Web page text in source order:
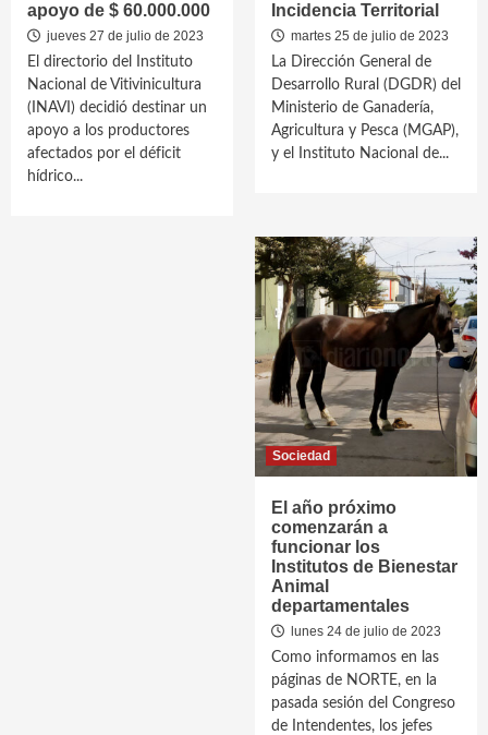
apoyo de $ 60.000.000
jueves 27 de julio de 2023
El directorio del Instituto
Nacional de Vitivinicultura
(INAVI) decidió destinar un
apoyo a los productores
afectados por el déficit
hídrico...
Incidencia Territorial
martes 25 de julio de 2023
La Dirección General de
Desarrollo Rural (DGDR) del
Ministerio de Ganadería,
Agricultura y Pesca (MGAP),
y el Instituto Nacional de...
Sociedad
El año próximo
comenzarán a
funcionar los
Institutos de Bienestar
Animal
departamentales
lunes 24 de julio de 2023
Como informamos en las
páginas de NORTE, en la
pasada sesión del Congreso
de Intendentes, los jefes